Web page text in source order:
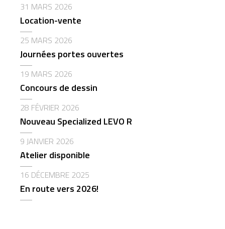
31 MARS 2026
Location-vente
25 MARS 2026
Journées portes ouvertes
19 MARS 2026
Concours de dessin
28 FÉVRIER 2026
Nouveau Specialized LEVO R
9 JANVIER 2026
Atelier disponible
16 DÉCEMBRE 2025
En route vers 2026!